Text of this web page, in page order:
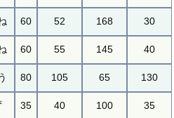
60 52 168 30
60 55 145 40
80 105 65 130
35 40 100 35